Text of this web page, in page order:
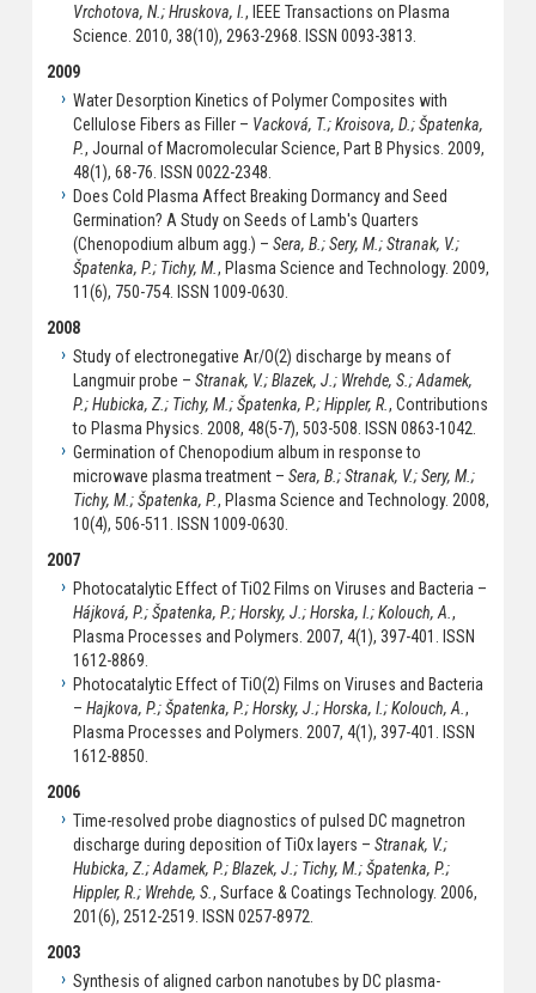
Vrchotova, N.; Hruskova, I., IEEE Transactions on Plasma
Science. 2010, 38(10), 2963-2968. ISSN 0093-3813.
2009
Water Desorption Kinetics of Polymer Composites with
Cellulose Fibers as Filler – Vacková, T.; Kroisova, D.; Špatenka,
P., Journal of Macromolecular Science, Part B Physics. 2009,
48(1), 68-76. ISSN 0022-2348.
Does Cold Plasma Affect Breaking Dormancy and Seed
Germination? A Study on Seeds of Lamb's Quarters
(Chenopodium album agg.) – Sera, B.; Sery, M.; Stranak, V.;
Špatenka, P.; Tichy, M., Plasma Science and Technology. 2009,
11(6), 750-754. ISSN 1009-0630.
2008
Study of electronegative Ar/O(2) discharge by means of
Langmuir probe – Stranak, V.; Blazek, J.; Wrehde, S.; Adamek,
P.; Hubicka, Z.; Tichy, M.; Špatenka, P.; Hippler, R., Contributions
to Plasma Physics. 2008, 48(5-7), 503-508. ISSN 0863-1042.
Germination of Chenopodium album in response to
microwave plasma treatment – Sera, B.; Stranak, V.; Sery, M.;
Tichy, M.; Špatenka, P., Plasma Science and Technology. 2008,
10(4), 506-511. ISSN 1009-0630.
2007
Photocatalytic Effect of TiO2 Films on Viruses and Bacteria –
Hájková, P.; Špatenka, P.; Horsky, J.; Horska, I.; Kolouch, A.,
Plasma Processes and Polymers. 2007, 4(1), 397-401. ISSN
1612-8869.
Photocatalytic Effect of TiO(2) Films on Viruses and Bacteria
– Hajkova, P.; Špatenka, P.; Horsky, J.; Horska, I.; Kolouch, A.,
Plasma Processes and Polymers. 2007, 4(1), 397-401. ISSN
1612-8850.
2006
Time-resolved probe diagnostics of pulsed DC magnetron
discharge during deposition of TiOx layers – Stranak, V.;
Hubicka, Z.; Adamek, P.; Blazek, J.; Tichy, M.; Špatenka, P.;
Hippler, R.; Wrehde, S., Surface & Coatings Technology. 2006,
201(6), 2512-2519. ISSN 0257-8972.
2003
Synthesis of aligned carbon nanotubes by DC plasma-